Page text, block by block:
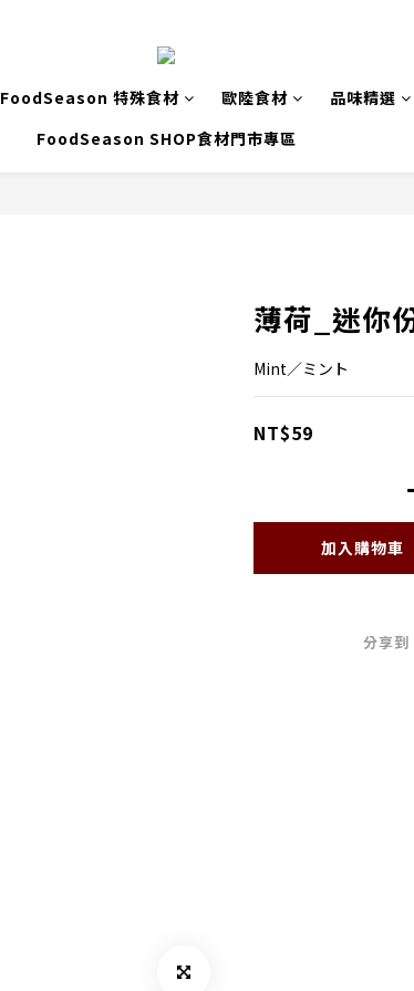
FoodSeason 特殊食材 歐陸食材
品味精選
FoodSeason SHOP食材門市專區
薄荷_迷你
Mint／ミント
NT$59
加入購物車
分享到